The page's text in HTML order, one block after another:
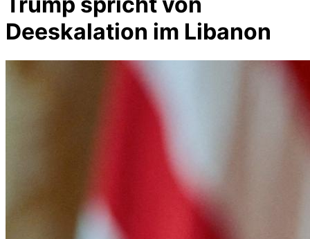
Deeskalation im Libanon